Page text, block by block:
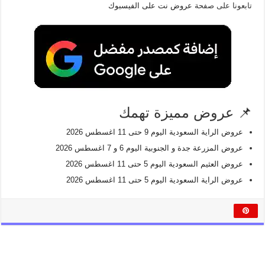
تابعونا على صفحة عروض نت على الفيسبوك
📌 عروض مميزة تهمك
عروض الراية السعودية اليوم 9 حتى 11 اغسطس 2026
عروض المزرعة جدة و الجنوبية اليوم 6 و 7 اغسطس 2026
عروض العثيم السعودية اليوم 5 حتى 11 اغسطس 2026
عروض الراية السعودية اليوم 5 حتى 11 اغسطس 2026